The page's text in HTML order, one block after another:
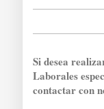
Si desea
Laborales
contactar con